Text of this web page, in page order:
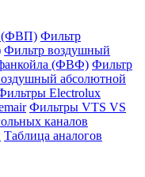
(ФВП) Фильтр
Фильтр воздушный
(ФВФ) Фильтр
абсолютной
Electrolux
Фильтры VTS VS
каналов
Таблица аналогов